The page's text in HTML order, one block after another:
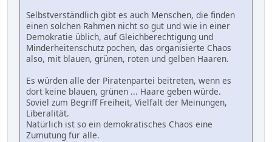
Selbstverständlich gibt es auch Menschen, die finden
einen solchen Rahmen nicht so gut und wie in einer
Demokratie üblich, auf Gleichberechtigung und
Minderheitenschutz pochen, das organisierte Chaos
also, mit blauen, grünen, roten und gelben Haaren.
Es würden alle der Piratenpartei beitreten, wenn es
dort keine blauen, grünen ... Haare geben würde.
Soviel zum Begriff Freiheit, Vielfalt der Meinungen,
Liberalität.
Natürlich ist so ein demokratisches Chaos eine
Zumutung für alle.